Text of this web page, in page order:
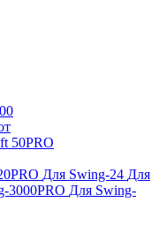
50PRO
Для Swing-24 Для
3000PRO Для Swing-